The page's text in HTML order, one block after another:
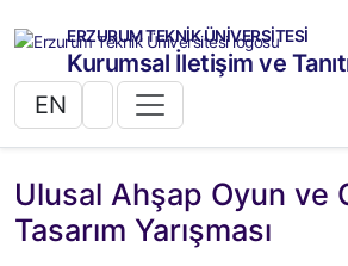
ERZURUM TEKNİK ÜNİVERSİTESİ
Kurumsal İletişim ve
EN
Ulusal Ahşap Oyun ve
Tasarım Yarışması